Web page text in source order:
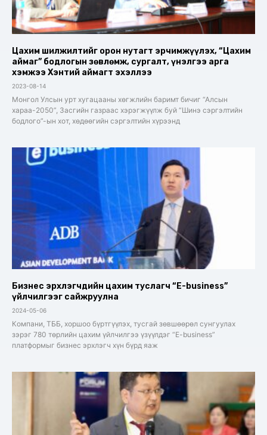
Цахим шилжилтийг орон нутагт эрчимжүүлэх, “Цахим
аймаг” бодлогын зөвлөмж, сургалт, үнэлгээ арга
хэмжээ Хэнтий аймагт эхэллээ
2023-08-14
Монгол Улсын урт хугацааны хөгжлийн баримт бичиг “Алсын
хараа-2050”, Засгийн газраас хэрэгжүүлж буй “Шинэ сэргэлтийн
бодлого”-ын хот, хөдөөгийн сэргэлтийн хүрээнд
Бизнес эрхлэгчдийн цахим туслагч “E-business”
үйлчилгээг сайжруулна
2024-05-06
Компани, ТББ, хоршоо бүртгүүлэх, тусгай зөвшөөрөл сунгуулах
зэрэг 780 төрлийн цахим үйлчилгээ үзүүлдэг “E-business”
платформыг бизнес эрхлэгч хүн бүрд яаж